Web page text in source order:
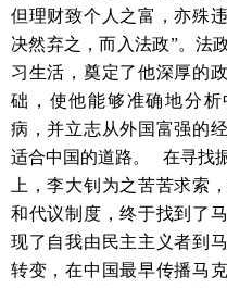
但理财致个人之富，亦殊
决然弃之，而入法政”。法
习生活，奠定了他深厚的
础，使他能够准确地分
病，并立志从外国富强的
适合中国的道路。
在寻找
上，李大钊为之苦苦求索
和代议制度，终于找到了
现了自我由民主主义者到
转变，在中国最早传播马